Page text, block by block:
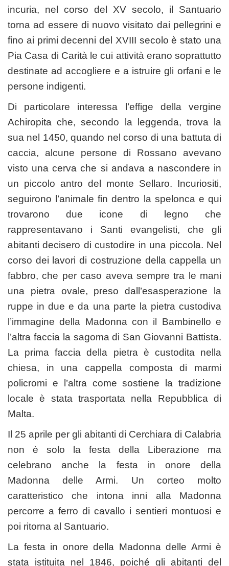
incuria, nel corso del XV secolo, il Santuario
torna ad essere di nuovo visitato dai pellegrini e
fino ai primi decenni del XVIII secolo è stato una
Pia Casa di Carità le cui attività erano soprattutto
destinate ad accogliere e a istruire gli orfani e le
persone indigenti.
Di particolare interessa l’effige della vergine
Achiropita che, secondo la leggenda, trova la
sua nel 1450, quando nel corso di una battuta di
caccia, alcune persone di Rossano avevano
visto una cerva che si andava a nascondere in
un piccolo antro del monte Sellaro. Incuriositi,
seguirono l’animale fin dentro la spelonca e qui
trovarono due icone di legno che
rappresentavano i Santi evangelisti, che gli
abitanti decisero di custodire in una piccola. Nel
corso dei lavori di costruzione della cappella un
fabbro, che per caso aveva sempre tra le mani
una pietra ovale, preso dall’esasperazione la
ruppe in due e da una parte la pietra custodiva
l’immagine della Madonna con il Bambinello e
l’altra faccia la sagoma di San Giovanni Battista.
La prima faccia della pietra è custodita nella
chiesa, in una cappella composta di marmi
policromi e l’altra come sostiene la tradizione
locale è stata trasportata nella Repubblica di
Malta.
Il 25 aprile per gli abitanti di Cerchiara di Calabria
non è solo la festa della Liberazione ma
celebrano anche la festa in onore della
Madonna delle Armi. Un corteo molto
caratteristico che intona inni alla Madonna
percorre a ferro di cavallo i sentieri montuosi e
poi ritorna al Santuario.
La festa in onore della Madonna delle Armi è
stata istituita nel 1846, poiché gli abitanti del